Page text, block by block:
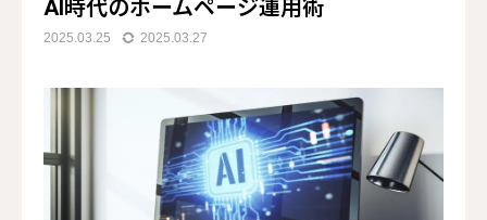
AI時代のホームページ運用術
2025.03.25 2025.03.27
ホームページ制作
サービス紹介